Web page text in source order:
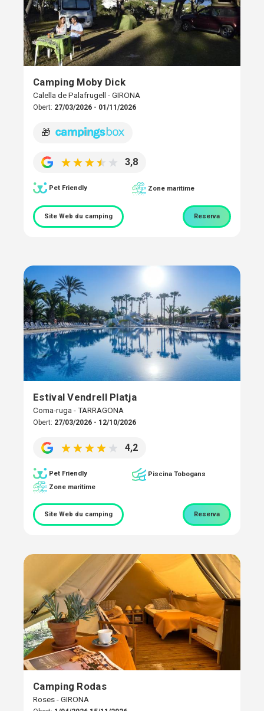
Camping Moby Dick
Calella de Palafrugell - GIRONA
Obert: 27/03/2026 - 01/11/2026
🎁
3,8
Pet Friendly Zone maritime
Site Web du camping Reserva
Estival Vendrell Platja
Coma-ruga - TARRAGONA
Obert: 27/03/2026 - 12/10/2026
4,2
Pet Friendly
Piscina Tobogans
Zone maritime
Site Web du camping Reserva
Camping Rodas
Roses - GIRONA